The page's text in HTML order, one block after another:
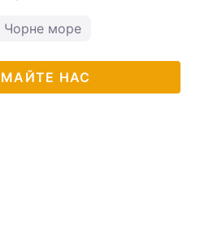
Чорне море
НАС